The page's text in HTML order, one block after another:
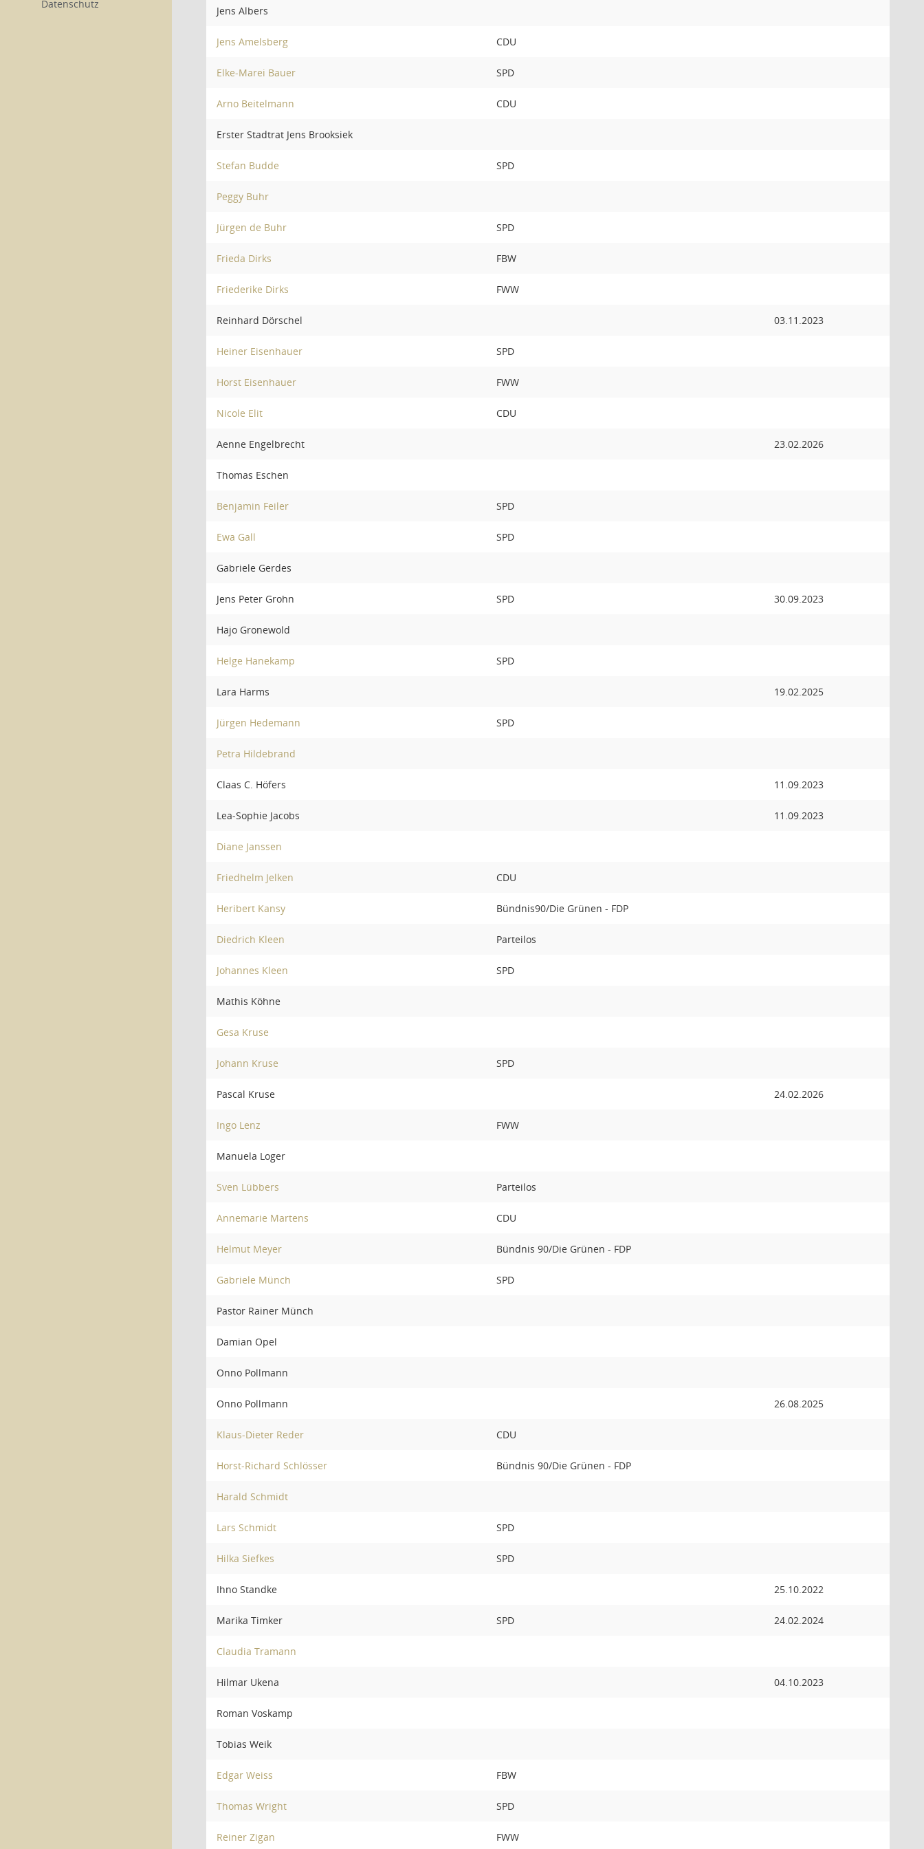
Datenschutz
Jens Albers
Jens Amelsberg CDU
Elke-Marei Bauer SPD
Arno Beitelmann CDU
Erster Stadtrat Jens Brooksiek
Stefan Budde SPD
Peggy Buhr
Jürgen de Buhr SPD
Frieda Dirks FBW
Friederike Dirks FWW
Reinhard Dörschel 03.11.2023
Heiner Eisenhauer SPD
Horst Eisenhauer FWW
Nicole Elit CDU
Aenne Engelbrecht 23.02.2026
Thomas Eschen
Benjamin Feiler SPD
Ewa Gall SPD
Gabriele Gerdes
Jens Peter Grohn SPD 30.09.2023
Hajo Gronewold
Helge Hanekamp SPD
Lara Harms 19.02.2025
Jürgen Hedemann SPD
Petra Hildebrand
Claas C. Höfers 11.09.2023
Lea-Sophie Jacobs 11.09.2023
Diane Janssen
Friedhelm Jelken CDU
Heribert Kansy Bündnis90/Die Grünen - FDP
Diedrich Kleen Parteilos
Johannes Kleen SPD
Mathis Köhne
Gesa Kruse
Johann Kruse SPD
Pascal Kruse 24.02.2026
Ingo Lenz FWW
Manuela Loger
Sven Lübbers Parteilos
Annemarie Martens CDU
Helmut Meyer Bündnis 90/Die Grünen - FDP
Gabriele Münch SPD
Pastor Rainer Münch
Damian Opel
Onno Pollmann
Onno Pollmann 26.08.2025
Klaus-Dieter Reder CDU
Horst-Richard Schlösser Bündnis 90/Die Grünen - FDP
Harald Schmidt
Lars Schmidt SPD
Hilka Siefkes SPD
Ihno Standke 25.10.2022
Marika Timker SPD 24.02.2024
Claudia Tramann
Hilmar Ukena 04.10.2023
Roman Voskamp
Tobias Weik
Edgar Weiss FBW
Thomas Wright SPD
Reiner Zigan FWW